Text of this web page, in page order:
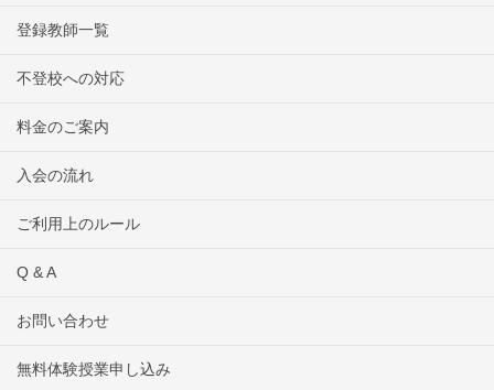
登録教師一覧
不登校への対応
料金のご案内
入会の流れ
ご利用上のルール
Q & A
お問い合わせ
無料体験授業申し込み